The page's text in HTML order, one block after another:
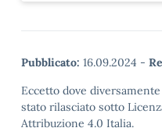
Pubblicato: 16.09.2024 -
Eccetto dove
stato rilasciato sotto
Attribuzione 4.0 Italia.